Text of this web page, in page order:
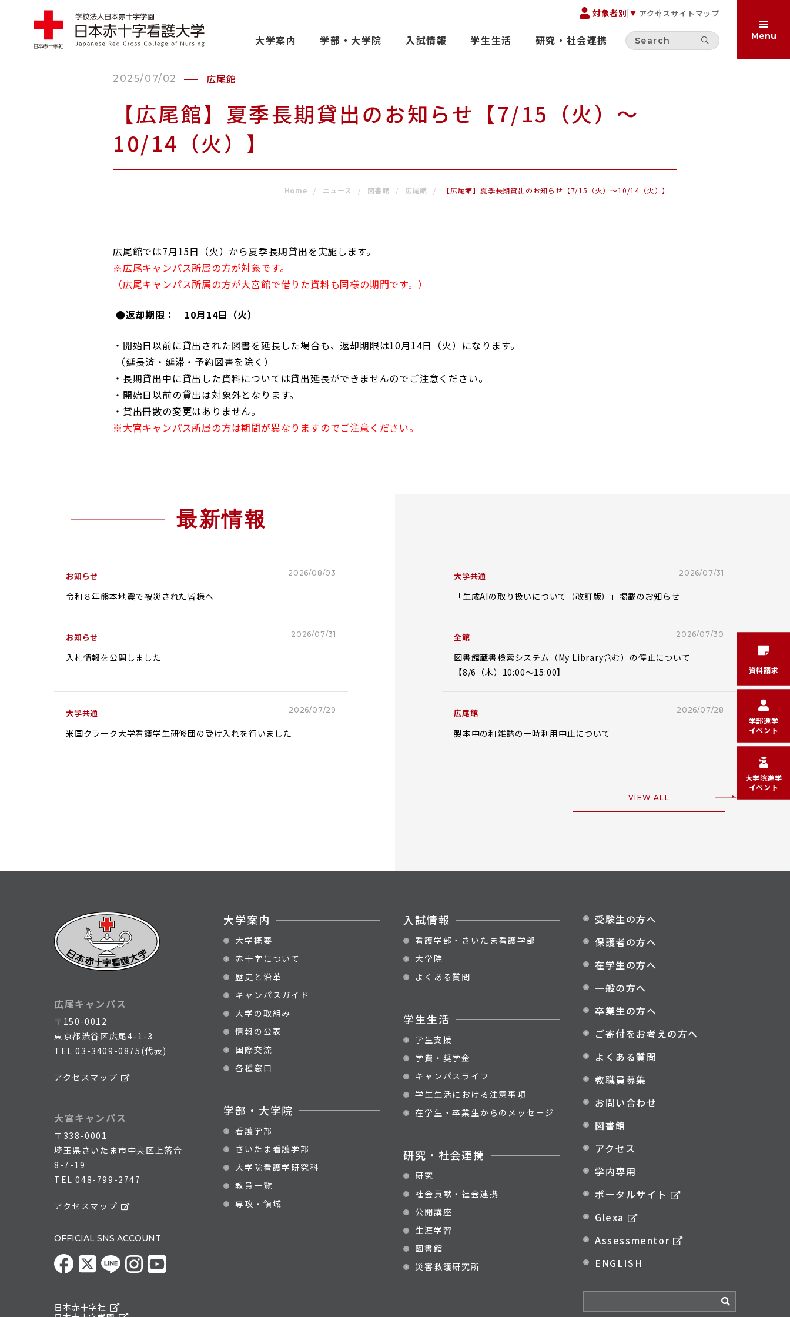
Menu
大学案内 学部・大学院 入試情報 学生生活 研究・社会連携
対象者別
受験生の方へ
卒業生の方へ
アクセスサイトマップ
大学案内
EDUCATION
学部・大学院
RESEARCH & COLLABORATION
研究・社会連携
卒業生の方へ
ご寄付をお考えの方へ
学内専用
2025/07/02 広尾館
【広尾館】夏季長期貸出のお知らせ【7/15（火）～
10/14（火）】
Home ニュース 図書館 広尾館 【広尾館】夏季長期貸出のお知らせ【7/15（火）～10/14（火）】
広尾館では7月15日（火）から夏季長期貸出を実施します。
※広尾キャンパス所属の方が対象です。
（広尾キャンパス所属の方が大宮館で借りた資料も同様の期間です。）
●返却期限： 10月14日（火）
・開始日以前に貸出された図書を延長した場合も、返却期限は10月14日（火）になります。
（延長済・延滞・予約図書を除く）
・長期貸出中に貸出した資料については貸出延長ができませんのでご注意ください。
・開始日以前の貸出は対象外となります。
・貸出冊数の変更はありません。
※大宮キャンパス所属の方は期間が異なりますのでご注意ください。
最新情報
お知らせ 2026/08/03
令和８年熊本地震で被災された皆様へ
大学共通 2026/07/31
「生成AIの取り扱いについて（改訂版）」掲載のお知らせ
お知らせ 2026/07/31
入札情報を公開しました
全館 2026/07/30
図書館蔵書検索システム（My Library含む）の停止について
【8/6（木）10:00～15:00】
大学共通 2026/07/29
米国クラーク大学看護学生研修団の受け入れを行いました
広尾館 2026/07/28
製本中の和雑誌の一時利用中止について
VIEW ALL
広尾キャンパス
〒150-0012
東京都渋谷区広尾4-1-3
TEL03-3409-0875(代表)
アクセスマップ
大宮キャンパス
〒338-0001
埼玉県さいたま市中央区上落合
8-7-19
TEL048-799-2747
アクセスマップ
OFFICIAL SNS ACCOUNT
日本赤十字社
大学案内
大学概要
赤十字について
歴史と沿革
キャンパスガイド
大学の取組み
情報の公表
国際交流
各種窓口
学部・大学院
看護学部
さいたま看護学部
大学院看護学研究科
教員一覧
専攻・領域
入試情報
看護学部・さいたま看護学部
大学院
よくある質問
学生生活
学生支援
学費・奨学金
キャンパスライフ
学生生活における注意事項
在学生・卒業生からのメッセージ
研究・社会連携
研究
社会貢献・社会連携
公開講座
生涯学習
図書館
災害救護研究所
受験生の方へ
保護者の方へ
在学生の方へ
一般の方へ
卒業生の方へ
ご寄付をお考えの方へ
よくある質問
教職員募集
お問い合わせ
図書館
アクセス
学内専用
ポータルサイト
Glexa
Assessmentor
ENGLISH
資料請求
学部進学
イベント
大学院進学
イベント